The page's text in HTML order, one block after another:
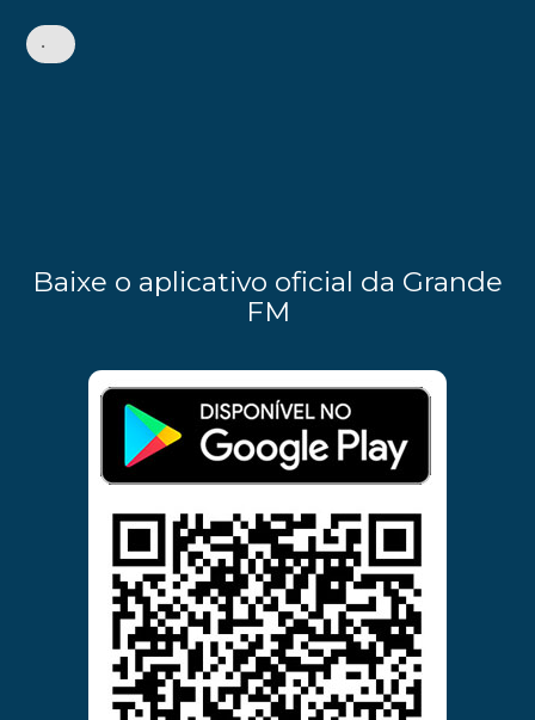
•
Baixe o aplicativo oficial da Grande
FM